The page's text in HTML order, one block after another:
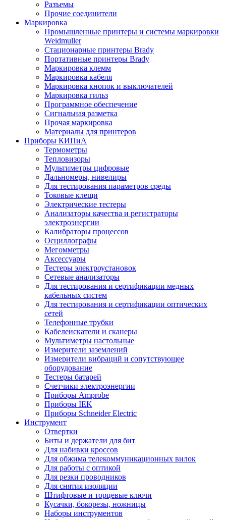
Разъемы
Прочие соединители
Маркировка
Промышленные принтеры и системы маркировки
Weidmuller
Стационарные принтеры Brady
Портативные принтеры Brady
Маркировка клемм
Маркировка кабеля
Маркировка кнопок и выключателей
Маркировка гильз
Программное обеспечение
Сигнальная разметка
Прочая маркировка
Материалы для принтеров
Приборы КИПиА
Термометры
Тепловизоры
Мультиметры цифровые
Дальномеры, нивелиры
Для тестирования параметров среды
Токовые клещи
Электрические тестеры
Анализаторы качества и регистраторы
электроэнергии
Калибраторы процессов
Осциллографы
Мегомметры
Аксессуары
Тестеры электроустановок
Сетевые анализаторы
Для тестирования и сертификации медных
кабельных систем
Для тестирования и сертификации оптических
сетей
Телефонные трубки
Кабелеискатели и сканеры
Мультиметры настольные
Измерители заземлений
Измерители вибраций и сопутствующее
оборудование
Тестеры батарей
Счетчики электроэнергии
Приборы Amprobe
Приборы IEK
Приборы Schneider Electric
Инструмент
Отвертки
Биты и держатели для бит
Для набивки кроссов
Для обжима телекоммуникационных вилок
Для работы с оптикой
Для резки проводников
Для снятия изоляции
Штифтовые и торцевые ключи
Кусачки, бокорезы, ножницы
Наборы инструментов